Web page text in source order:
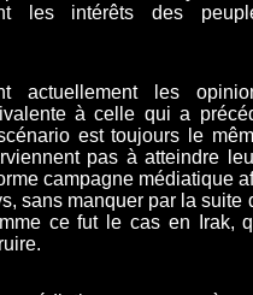
les intérêts des
actuellement les
à celle qui a
est toujours le
pas à atteindre
campagne médiatique
sans manquer par la suite
ce fut le cas en Irak,